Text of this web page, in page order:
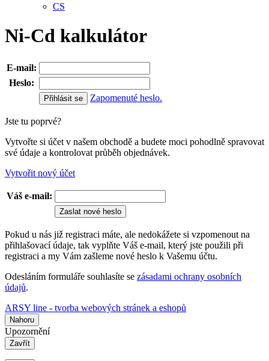
CS
Ni-Cd kalkulátor
E-mail:
Heslo:
Zapomenuté heslo.
Jste tu poprvé?
Vytvořte si účet v našem obchodě a budete moci pohodlně spravovat
své údaje a kontrolovat průběh objednávek.
Vytvořit nový účet
Váš e-mail:
Zaslat nové heslo
Pokud u nás již registraci máte, ale nedokážete si vzpomenout na
přihlašovací údaje, tak vyplňte Váš e-mail, který jste použili při
registraci a my Vám zašleme nové heslo k Vašemu účtu.
Odesláním formuláře souhlasíte se zásadami ochrany osobních
údajů.
ARSY line - tvorba webových stránek a eshopů
Nahoru
Upozornění
Zavřít